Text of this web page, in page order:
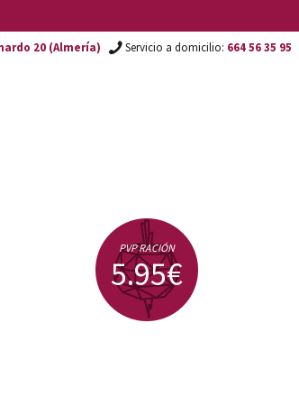
20 (Almería) Servicio a domicilio: 664 56 35 95
PVP RACIÓN
5.95€